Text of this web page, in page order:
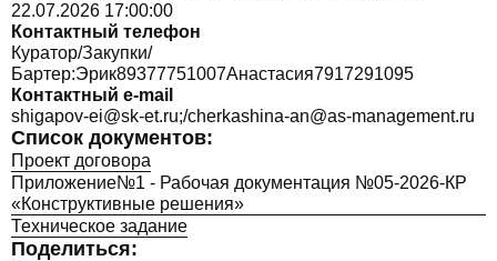
22.07.2026 17:00:00
Контактный телефон
Куратор/Закупки/
Бартер:Эрик89377751007Анастасия7917291095
Контактный e-mail
shigapov-ei@sk-et.ru;/cherkashina-an@as-management.ru
Список документов:
Проект договора
Приложение№1 - Рабочая документация №05-2026-КР
«Конструктивные решения»
Техническое задание
Поделиться: